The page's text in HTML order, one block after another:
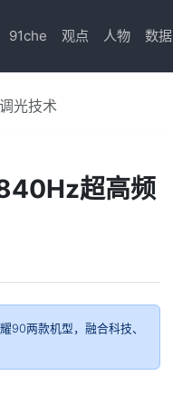
91che 观点 人物 数据
光技术
超高频
两款机型，融合科技、